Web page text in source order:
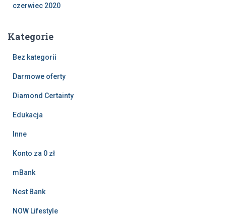
czerwiec 2020
Kategorie
Bez kategorii
Darmowe oferty
Diamond Certainty
Edukacja
Inne
Konto za 0 zł
mBank
Nest Bank
NOW Lifestyle